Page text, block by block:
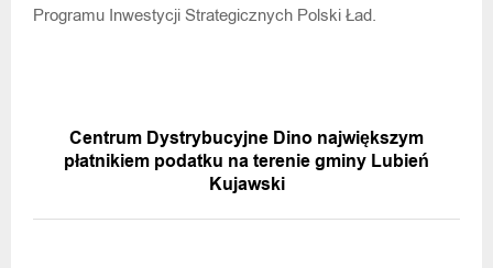
Programu Inwestycji Strategicznych Polski Ład.
Centrum Dystrybucyjne Dino największym
płatnikiem podatku na terenie gminy Lubień
Kujawski